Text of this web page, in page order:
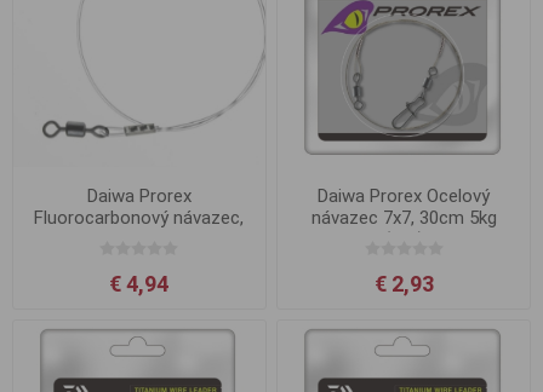
Daiwa Prorex
Fluorocarbonový návazec,
€ 4,94
Daiwa Prorex Ocelový
návazec 7x7, 30cm 5kg
(2ks)
€ 2,93